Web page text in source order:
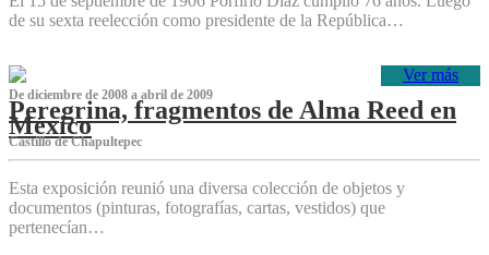
de su sexta reelección como presidente de la República…
Ver más
De diciembre de 2008 a abril de 2009
Peregrina, fragmentos de Alma Reed en
México
Castillo de Chapultepec
Esta exposición reunió una diversa colección de objetos y
documentos (pinturas, fotografías, cartas, vestidos) que
pertenecían…